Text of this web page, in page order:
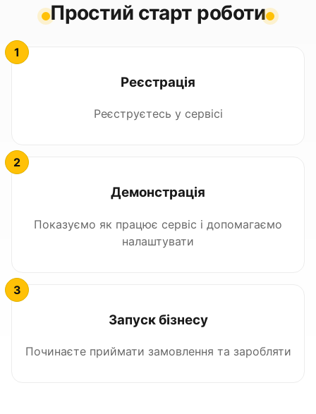
Простий старт роботи
Реєстрація
Реєструєтесь у сервісі
Демонстрація
Показуємо як працює сервіс і допомагаємо
налаштувати
Запуск бізнесу
Починаєте приймати замовлення та заробляти